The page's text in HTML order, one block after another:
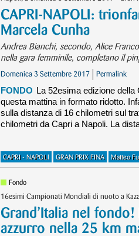
CAPRI-NAPOLI:
Marcela Cunha
Andrea Bianchi, secondo, Alice
nella gara femminile, completano il
Domenica 3 Settembre 2017 Permalink
FONDO La 52esima edizione
questa mattina in formato ridotto.
sulla distanza di 16 chilometri sul
chilometri da Capri a Napoli. La
CAPRI - NAPOLI GRAN PRIX FINA Matteo
Fondo
16esimi Campionati Mondiali di nuoto a
Grand’Italia nel
azzurro nella 25 km